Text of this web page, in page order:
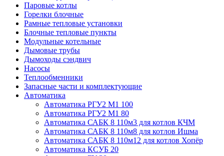
Паровые котлы
Горелки блочные
Рамные тепловые установки
Блочные тепловые пункты
Модульные котельные
Дымовые трубы
Дымоходы сэндвич
Насосы
Теплообменники
Запасные части и комплектующие
Автоматика
Автоматика РГУ2 М1 100
Автоматика РГУ2 М1 80
Автоматика САБК 8 110м3 для котлов КЧМ
Автоматика САБК 8 110м8 для котлов Ишма
Автоматика САБК 8 110м12 для котлов Хопёр
Автоматика КСУБ 20